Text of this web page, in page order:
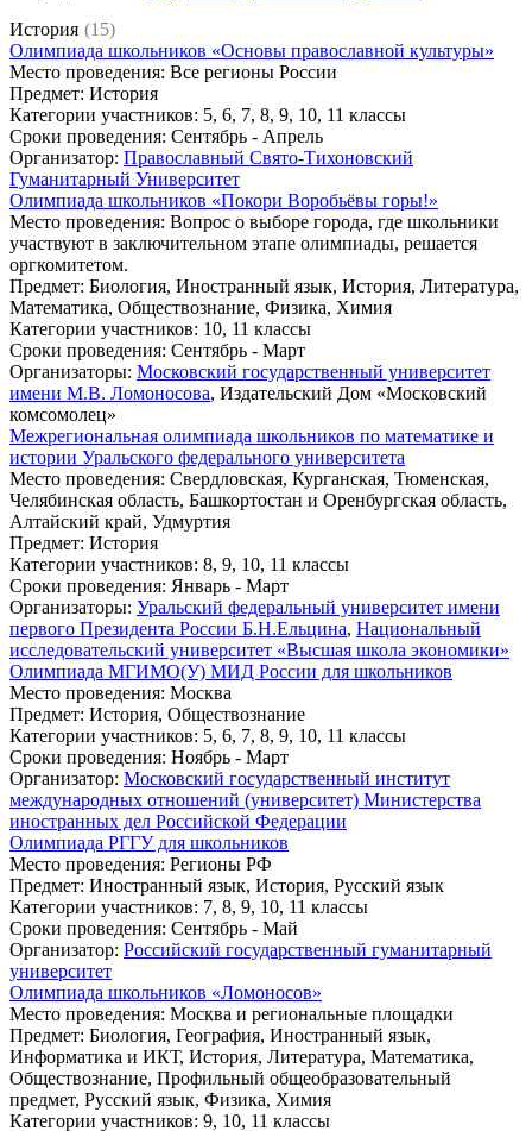
История (15)
Олимпиада школьников «Основы православной культуры»
Место проведения: Все регионы России
Предмет: История
Категории участников: 5, 6, 7, 8, 9, 10, 11 классы
Сроки проведения: Сентябрь - Апрель
Организатор: Православный Свято-Тихоновский
Гуманитарный Университет
Олимпиада школьников «Покори Воробьёвы горы!»
Место проведения: Вопрос о выборе города, где школьники
участвуют в заключительном этапе олимпиады, решается
оргкомитетом.
Предмет: Биология, Иностранный язык, История, Литература,
Математика, Обществознание, Физика, Химия
Категории участников: 10, 11 классы
Сроки проведения: Сентябрь - Март
Организаторы: Московский государственный университет
имени М.В. Ломоносова, Издательский Дом «Московский
комсомолец»
Межрегиональная олимпиада школьников по математике и
истории Уральского федерального университета
Место проведения: Свердловская, Курганская, Тюменская,
Челябинская область, Башкортостан и Оренбургская область,
Алтайский край, Удмуртия
Предмет: История
Категории участников: 8, 9, 10, 11 классы
Сроки проведения: Январь - Март
Организаторы: Уральский федеральный университет имени
первого Президента России Б.Н.Ельцина, Национальный
исследовательский университет «Высшая школа экономики»
Олимпиада МГИМО(У) МИД России для школьников
Место проведения: Москва
Предмет: История, Обществознание
Категории участников: 5, 6, 7, 8, 9, 10, 11 классы
Сроки проведения: Ноябрь - Март
Организатор: Московский государственный институт
международных отношений (университет) Министерства
иностранных дел Российской Федерации
Олимпиада РГГУ для школьников
Место проведения: Регионы РФ
Предмет: Иностранный язык, История, Русский язык
Категории участников: 7, 8, 9, 10, 11 классы
Сроки проведения: Сентябрь - Май
Организатор: Российский государственный гуманитарный
университет
Олимпиада школьников «Ломоносов»
Место проведения: Москва и региональные площадки
Предмет: Биология, География, Иностранный язык,
Информатика и ИКТ, История, Литература, Математика,
Обществознание, Профильный общеобразовательный
предмет, Русский язык, Физика, Химия
Категории участников: 9, 10, 11 классы